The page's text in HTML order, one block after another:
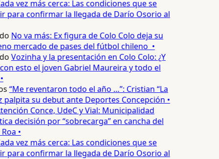
vez más cerca: Las condiciones que se
para confirmar la llegada de Darío Osorio al
No va más: Ex figura de Colo Colo deja su
mercado de pases del fútbol chileno •
Vozinha y la presentación en Colo Colo: ¿Y
esto el joven Gabriel Maureira y todo el
“Me reventaron todo el año …”: Cristian “La
palpita su debut ante Deportes Concepción •
Conce, UdeC y Vial: Municipalidad
decisión por “sobrecarga” en cancha del
•
vez más cerca: Las condiciones que se
para confirmar la llegada de Darío Osorio al